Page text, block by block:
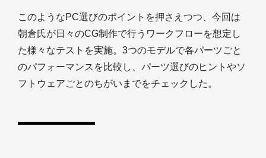
このようなPC選びのポイントを押さえつつ、今回は
朝倉氏が日々のCG制作で行うワークフローを想定し
た様々なテストを実施。3つのモデルで各パーツごと
のパフォーマンスを比較し、パーツ選びのヒントやソ
フトウェアごとのちがいまでをチェックした。